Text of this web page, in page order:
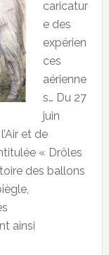
caricatur
e des
expérien
ces
aérienne
s… Du 27
juin
et de
« Drôles
des ballons
ainsi